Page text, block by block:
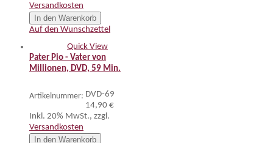
Versandkosten
In den Warenkorb
Auf den Wunschzettel
Quick View
Pater Pio - Vater von
Millionen, DVD, 59 Min.
Artikelnummer: DVD-69
14,90 €
Inkl. 20% MwSt., zzgl.
Versandkosten
In den Warenkorb